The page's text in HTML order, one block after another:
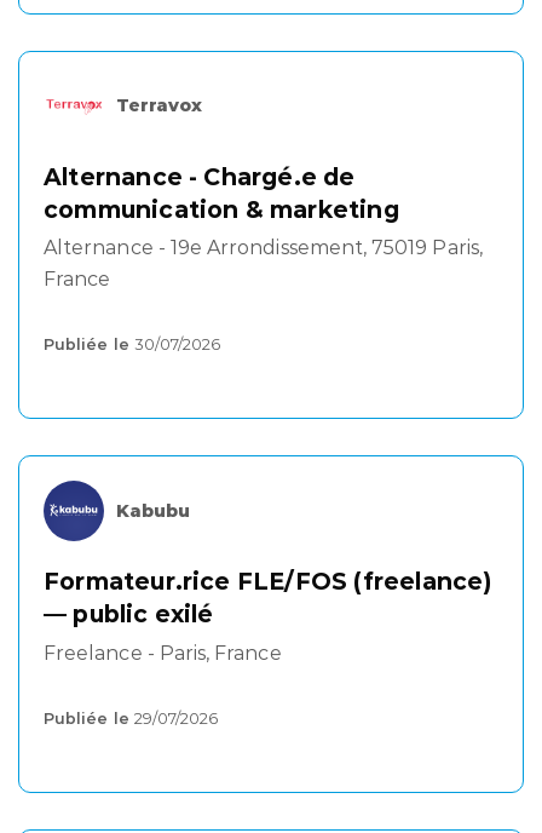
Terravox
Alternance - Chargé.e de
communication & marketing
Alternance - 19e Arrondissement, 75019 Paris,
France
Publiée le 30/07/2026
Kabubu
Formateur.rice FLE/FOS (freelance)
— public exilé
Freelance - Paris, France
Publiée le 29/07/2026